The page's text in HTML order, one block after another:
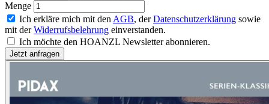
Menge
Ich erkläre mich mit den AGB, derDatenschutzerklärung sowie
mit derWiderrufsbelehrung einverstanden.
Ich möchte den HOANZL Newsletter abonnieren.